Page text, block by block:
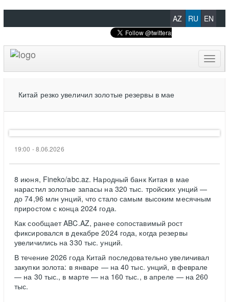
AZ RU EN
Китай резко увеличил золотые резервы в мае
19:00 - 8.06.2026
8 июня, Fineko/abc.az. Народный банк Китая в мае
нарастил золотые запасы на 320 тыс. тройских унций —
до 74,96 млн унций, что стало самым высоким месячным
приростом с конца 2024 года.
Как сообщает ABC.AZ, ранее сопоставимый рост
фиксировался в декабре 2024 года, когда резервы
увеличились на 330 тыс. унций.
В течение 2026 года Китай последовательно увеличивал
закупки золота: в январе — на 40 тыс. унций, в феврале
— на 30 тыс., в марте — на 160 тыс., в апреле — на 260
тыс.